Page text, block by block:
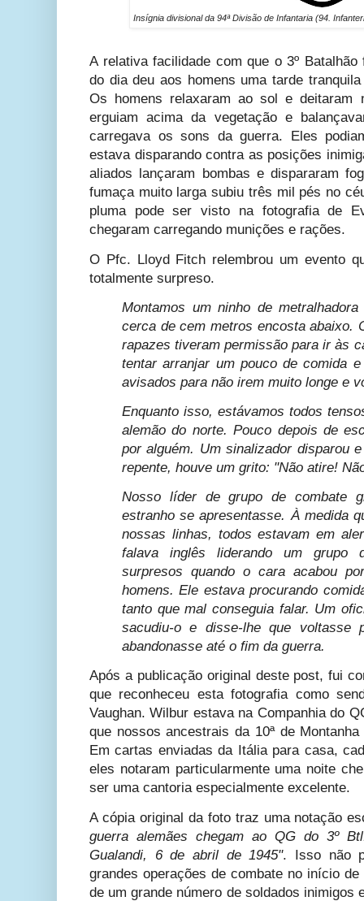
Insígnia divisional da 94ª Divisão de Infantaria (94.
A relativa facilidade com que o 3º
do dia deu aos homens uma tarde
Os homens relaxaram ao sol e deitaram
erguiam acima da vegetação e
carregava os sons da guerra. Eles
estava disparando contra as posições
aliados lançaram bombas e dispararam
fumaça muito larga subiu três mil pés no
pluma pode ser visto na fotografia de
chegaram carregando munições e rações.
O Pfc. Lloyd Fitch relembrou um evento
totalmente surpreso.
Montamos um ninho de
cerca de cem metros encosta abaixo.
rapazes tiveram permissão para ir às
tentar arranjar um pouco de comida
avisados para não irem muito longe e
Enquanto isso, estávamos todos
alemão do norte. Pouco depois de
por alguém. Um sinalizador disparou
repente, houve um grito: "Não atire!
Nosso líder de grupo de combate
estranho se apresentasse. À medida
nossas linhas, todos estavam em
falava inglês liderando um grupo
surpresos quando o cara acabou
homens. Ele estava procurando
tanto que mal conseguia falar. Um
sacudiu-o e disse-lhe que voltasse
abandonasse até o fim da guerra.
Após a publicação original deste post, fui
que reconheceu esta fotografia como
Vaughan. Wilbur estava na Companhia do
que nossos ancestrais da 10ª de
Em cartas enviadas da Itália para casa,
eles notaram particularmente uma noite
ser uma cantoria especialmente excelente.
A cópia original da foto traz uma notação
guerra alemães chegam ao QG do 3º
Gualandi, 6 de abril de 1945". Isso não
grandes operações de combate no início
de um grande número de soldados inimigos